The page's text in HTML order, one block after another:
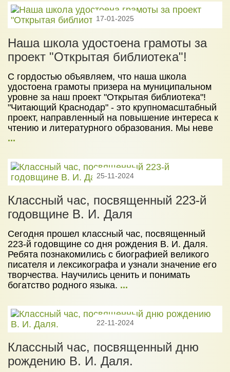
17-01-2025
Наша школа удостоена грамоты за
проект "Открытая библиотека"!
С гордостью объявляем, что наша школа
удостоена грамоты призера на муниципальном
уровне за наш проект "Открытая библиотека"!
"Читающий Краснодар" - это крупномасштабный
проект, направленный на повышение интереса к
чтению и литературного образования. Мы неве
...
25-11-2024
Классный час, посвященный 223-й
годовщине В. И. Даля
Сегодня прошел классный час, посвященный
223-й годовщине со дня рождения В. И. Даля.
Ребята познакомились с биографией великого
писателя и лексикографа и узнали значение его
творчества. Научились ценить и понимать
богатство родного языка. ...
22-11-2024
Классный час, посвященный дню
рождению В. И. Даля.